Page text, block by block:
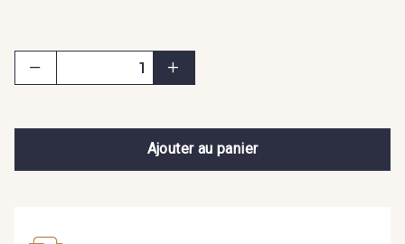
Ajouter au panier